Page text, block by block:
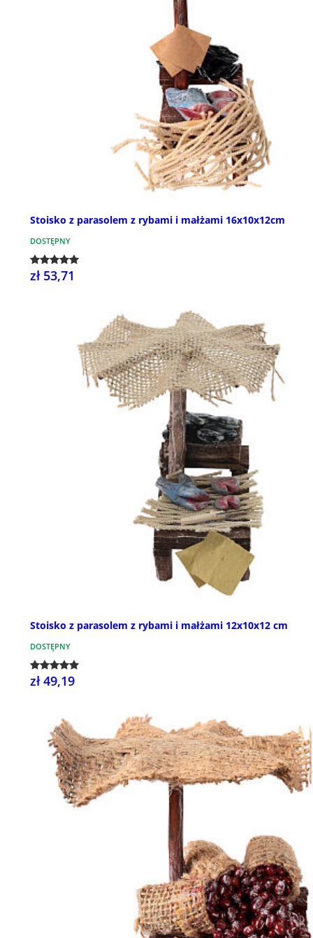
Stoisko z parasolem z rybami i małżami 16x10x12cm
DOSTĘPNY
zł 53,71
Stoisko z parasolem z rybami i małżami 12x10x12 cm
DOSTĘPNY
zł 49,19